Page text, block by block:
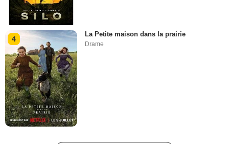
4
La Petite maison dans la prairie
Drame